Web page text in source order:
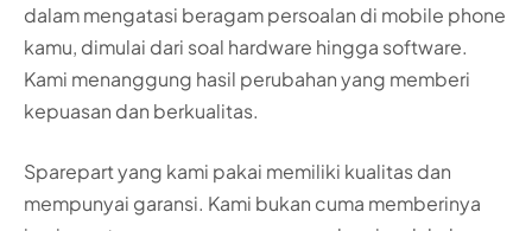
dalam mengatasi beragam persoalan di mobile phone
kamu, dimulai dari soal hardware hingga software.
Kami menanggung hasil perubahan yang memberi
kepuasan dan berkualitas.
Sparepart yang kami pakai memiliki kualitas dan
mempunyai garansi. Kami bukan cuma memberinya